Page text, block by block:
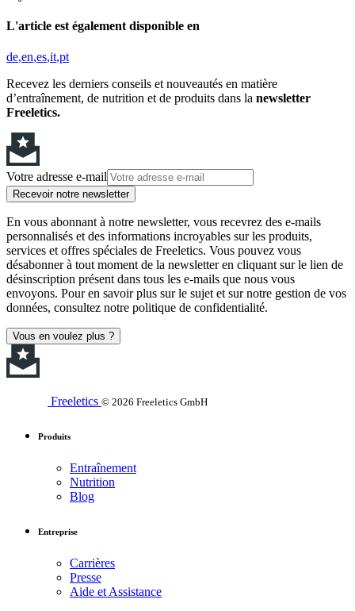
L'article est également disponible en
de en es it pt
Recevez les derniers conseils et nouveautés en matière
d’entraînement, de nutrition et de produits dans la newsletter
Freeletics.
Votre adresse e-mail
Recevoir notre newsletter
En vous abonnant à notre newsletter, vous recevrez des e-mails
personnalisés et des informations incroyables sur les produits,
services et offres spéciales de Freeletics. Vous pouvez vous
désabonner à tout moment de la newsletter en cliquant sur le lien de
désinscription présent dans tous les e-mails que nous vous
envoyons. Pour en savoir plus sur le sujet et sur notre gestion de vos
données, consultez notre politique de confidentialité.
Vous en voulez plus ?
Freeletics © 2026 Freeletics GmbH
Produits
Entraînement
Nutrition
Blog
Entreprise
Carrières
Presse
Aide et Assistance